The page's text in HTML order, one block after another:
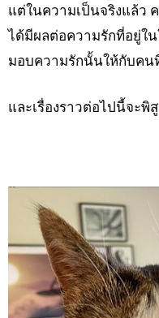
แต่ในความเป็นจริงแล้ว
ได้มีผลต่อความรักที่อยู่ใ
มอบความรักนั้นให้กับค
และเรื่องราวต่อไปนี้จะพิ